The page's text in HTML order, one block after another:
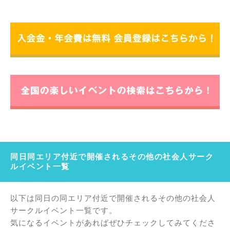
同日同エリア付近で開催されるその他の社会人サーク
ルイベント一覧
以下は同日の同エリア付近で開催されるその他の社会人
サークルイベント一覧です。
気になるイベントがあればぜひチェックしてみてくださ